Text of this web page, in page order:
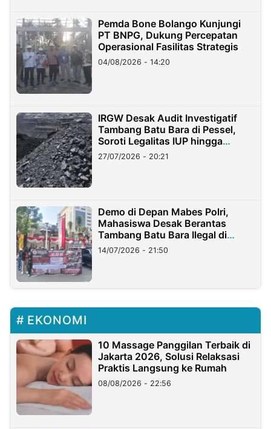
Pemda Bone Bolango Kunjungi
PT BNPG, Dukung Percepatan
Operasional Fasilitas Strategis
04/08/2026 - 14:20
IRGW Desak Audit Investigatif
Tambang Batu Bara di Pessel,
Soroti Legalitas IUP hingga
Stockpile
27/07/2026 - 20:21
Demo di Depan Mabes Polri,
Mahasiswa Desak Berantas
Tambang Batu Bara Ilegal di
Lampung
14/07/2026 - 21:50
EKONOMI
10 Massage Panggilan Terbaik di
Jakarta 2026, Solusi Relaksasi
Praktis Langsung ke Rumah
08/08/2026 - 22:56